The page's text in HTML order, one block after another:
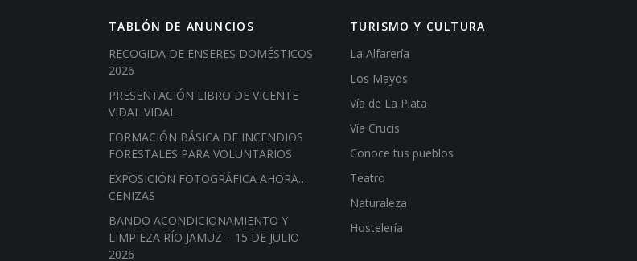
TABLÓN DE ANUNCIOS
RECOGIDA DE ENSERES DOMÉSTICOS
2026
PRESENTACIÓN LIBRO DE VICENTE
VIDAL VIDAL
FORMACIÓN BÁSICA DE INCENDIOS
FORESTALES PARA VOLUNTARIOS
EXPOSICIÓN FOTOGRÁFICA AHORA…
CENIZAS
BANDO ACONDICIONAMIENTO Y
LIMPIEZA RÍO JAMUZ – 15 DE JULIO
2026
TURISMO Y CULTURA
La Alfarería
Los Mayos
Vía de La Plata
Vía Crucis
Conoce tus pueblos
Teatro
Naturaleza
Hostelería